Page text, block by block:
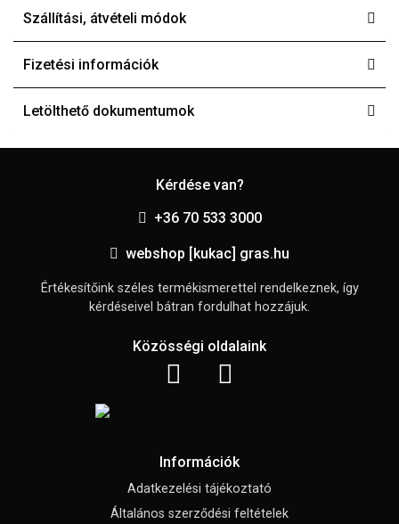
Szállítási, átvételi módok
Fizetési információk
Letölthető dokumentumok
Kérdése van?
+36 70 533 3000
webshop [kukac] gras.hu
Értékesítőink széles termékismerettel rendelkeznek, így
kérdéseivel bátran fordulhat hozzájuk.
Közösségi oldalaink
Információk
Adatkezelési tájékoztató
Általános szerződési feltételek